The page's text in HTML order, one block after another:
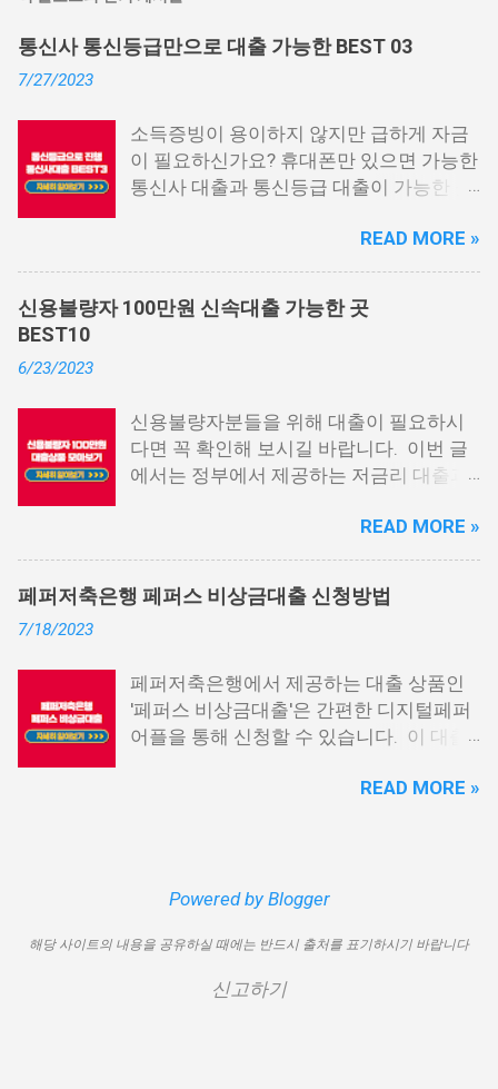
통신사 통신등급만으로 대출 가능한 BEST 03
7/27/2023
소득증빙이 용이하지 않지만 급하게 자금
이 필요하신가요? 휴대폰만 있으면 가능한
통신사 대출과 통신등급 대출이 가능한 곳
신사 대출이란? 급히 자금이 필요한 상황
이 발생하면, 때로는 소액 대출을 고려해야
할 수도 있습니다. 하지만 이직 준비로 인
해 무직 상태이거나 소득 증빙이 어려운 상
대출 상품은 휴대폰만 있으면 간편하게 신
청할 수 있으며, 통신 등급에 따라 대출이
가능합니다. 마치 신용등급처럼 등급별로
부 내역과 장기간에 걸쳐 통신사를 이용한
우량한 고객이면, 추가 혜택도 받을 수 있
습니다. 급히 자금이 필요한 경우, 소액 대
해야 할 수도 있습니다. 그러나 통신사 대
출을 고민해보셨다면, 무직자에게는 매우
기쁜 소식일 것입니다. 통신사 대출은 휴대
통신 사용량을 토대로 신용 등급을 부여하
다. 통신사 대출 및 통신 등급 대출이 가능
한 모바일 간편 대출 상품에 대한 안내를
가능한 곳 BEST03 1. 핀크 생활비 대출 핀
READ MORE »
신용불량자 100만원 신속대출 가능한 곳
BEST10
6/23/2023
신용불량자분들을 위해 대출이 필요하시
다면 꼭 확인해 보시길 바랍니다. 이번 글
에서는 정부에서 제공하는 저금리 대출과
상위 10개 상품을 추천해 드립니다. 📌 목
차 1. 소액생계비대출: 연체자 100만원 대
출 2. 신용회복위원회 성실상환자대출 3.
신용회복위원회 비대면 간편대출 4. 햇살
7. 국민행복기금 소액대출 8. 웰컴저축은
행 웰컴희망대출 9. 미래크레디트대부 10.
신용불량자 자동차담보대출 11. 결론 1. 소
생계비대출은 2023년 3월부터 시작된 정
니다. 단, 한정된 예산으로 가장 취약한 계
대 100만원으로 제한됩니다. 대출 기간은
1년이며, 대출금에 대해 연 15.9%의 금리
READ MORE »
페퍼저축은행 페퍼스 비상금대출 신청방법
7/18/2023
페퍼저축은행에서 제공하는 대출 상품인
'페퍼스 비상금대출'은 간편한 디지털페퍼
어플을 통해 신청할 수 있습니다. 이 대출
출 한도를 제공하며, 프리랜서 분들과 같이
출 상품은 최대 500만원까지 대출 가능하
대출 기간은 3년으로 정해져 있으며, 대출
자격은 추정소득 증빙 가능한 모든 분들이
이용 가능합니다. 페퍼스 비상금대출 이외
READ MORE »
Powered by Blogger
해당 사이트의 내용을 공유하실 때에는 반드시 출처를 표기하시기 바랍니다
신고하기